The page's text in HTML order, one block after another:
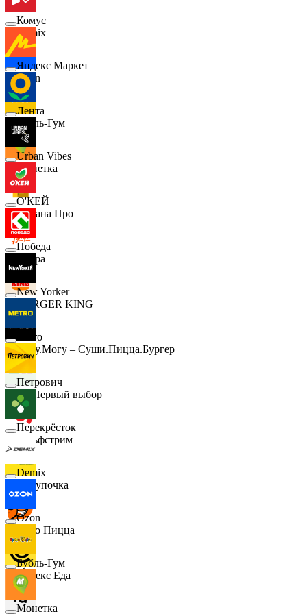
Demix
Ozon
Бубль-Гум
Монетка
Лемана Про
7 утра
BURGER KING
Хочу.Могу – Суши.Пицца.Бургер
B1 Первый выбор
Гольфстрим
Покупочка
Додо Пицца
Яндекс Еда
Комус
Яндекс Маркет
Лента
Urban Vibes
О'КЕЙ
Победа
New Yorker
Metro
Петрович
Перекрёсток
Demix
Ozon
Бубль-Гум
Монетка